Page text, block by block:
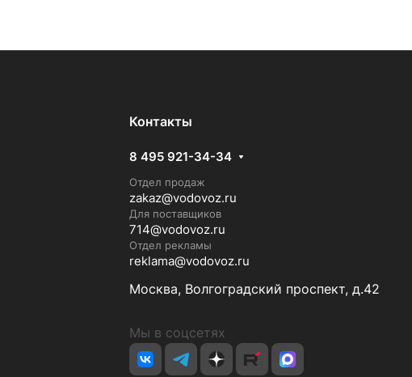
Контакты
8 495 921-34-34
Отдел продаж
zakaz@vodovoz.ru
Для поставщиков
714@vodovoz.ru
Отдел рекламы
reklama@vodovoz.ru
Москва, Волгоградский проспект, д.42
Мы в соцсетях